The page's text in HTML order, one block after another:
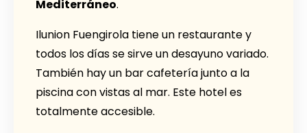
Mediterráneo.
Ilunion Fuengirola tiene un restaurante y
todos los días se sirve un desayuno variado.
También hay un bar cafetería junto a la
piscina con vistas al mar. Este hotel es
totalmente accesible.